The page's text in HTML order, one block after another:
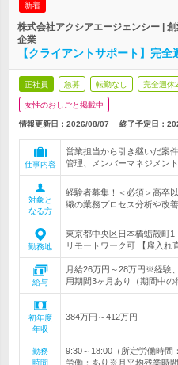
新着
株式会社アクシアエージェンシー |
企業
【クライアントサポート】完
正社員 急募 転勤なし 完全週休
女性のおしごと掲載中
情報更新日：2026/08/07 終了予定日：
仕事内容
営業担当から引き継いだ案
管理、メンバーマネジメン
対象と
なる方
経験者募集！＜必須＞高卒
織の業務プロセス分析や改
勤務地
東京都中央区日本橋蛎殻町
リモートワーク可 【雇入れ
給与
月給26万円～28万円※経験
用期間3ヶ月あり（期間中の
初年度
年収
384万円～412万円
勤務
時間
9:30～18:00（所定労働時
労働：あり※月平均残業時